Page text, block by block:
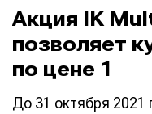
Акция IK
позволяет
по цене 1
До 31 октября 2021